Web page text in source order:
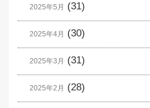
2025年5月 (31)
2025年4月 (30)
2025年3月 (31)
2025年2月 (28)